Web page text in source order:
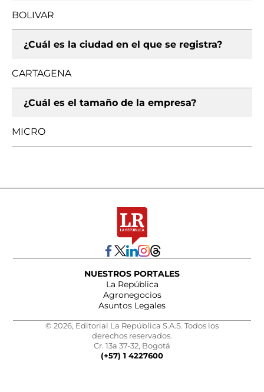
BOLIVAR
¿Cuál es la ciudad en el que se registra?
CARTAGENA
¿Cuál es el tamaño de la empresa?
MICRO
NUESTROS PORTALES
La República
Agronegocios
Asuntos Legales
© 2026, Editorial La República S.A.S. Todos los
derechos reservados.
Cr. 13a 37-32, Bogotá
(+57) 1 4227600